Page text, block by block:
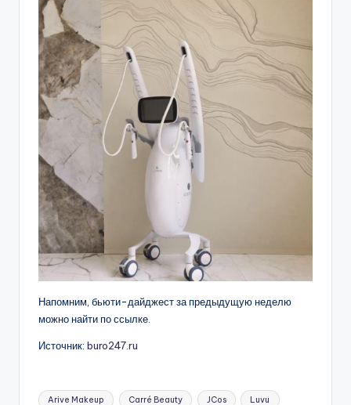
Напомним, бьюти-дайджест за предыдущую неделю
можно найти по ссылке.
Источник: buro247.ru
Метки:
Arive Makeup Carré Beauty JCos Luvu